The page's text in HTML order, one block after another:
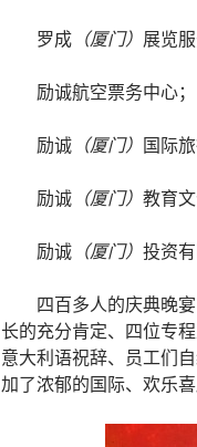
罗成 （厦门） 展览
励诚航空票务中心；
励诚 （厦门） 国际旅
励诚 （厦门） 教育
励诚 （厦门） 投资有
四百多人的庆典晚
长的充分肯定、四位专
意大利语祝辞、员工们
加了浓郁的国际、欢乐喜